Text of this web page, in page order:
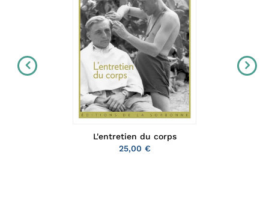
L'entretien du corps
25,00 €